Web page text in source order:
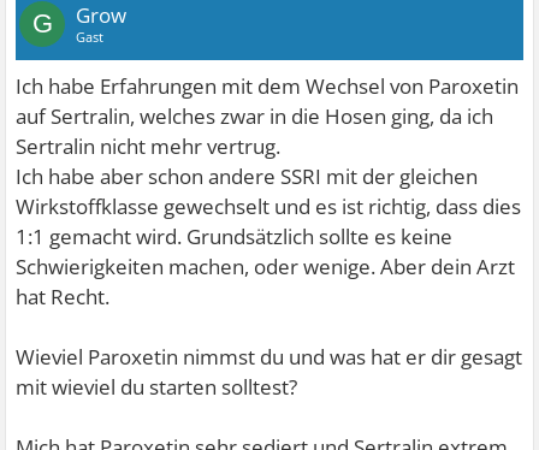
G Grow
Gast
Ich habe Erfahrungen mit dem Wechsel von Paroxetin
auf Sertralin, welches zwar in die Hosen ging, da ich
Sertralin nicht mehr vertrug.
Ich habe aber schon andere SSRI mit der gleichen
Wirkstoffklasse gewechselt und es ist richtig, dass dies
1:1 gemacht wird. Grundsätzlich sollte es keine
Schwierigkeiten machen, oder wenige. Aber dein Arzt
hat Recht.
Wieviel Paroxetin nimmst du und was hat er dir gesagt
mit wieviel du starten solltest?